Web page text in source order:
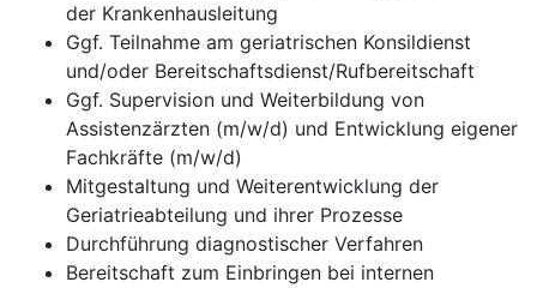
der Krankenhausleitung
Ggf. Teilnahme am geriatrischen Konsildienst
und/oder Bereitschaftsdienst/Rufbereitschaft
Ggf. Supervision und Weiterbildung von
Assistenzärzten (m/w/d) und Entwicklung eigener
Fachkräfte (m/w/d)
Mitgestaltung und Weiterentwicklung der
Geriatrieabteilung und ihrer Prozesse
Durchführung diagnostischer Verfahren
Bereitschaft zum Einbringen bei internen